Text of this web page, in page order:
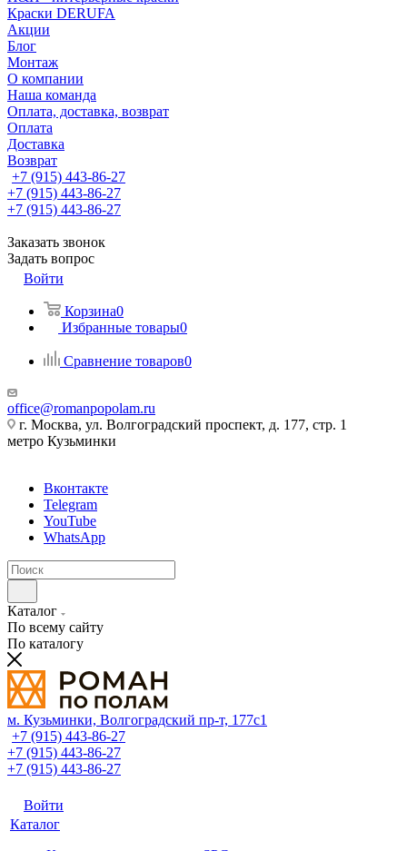
Краски DERUFA
Акции
Блог
Монтаж
О компании
Наша команда
Оплата, доставка, возврат
Оплата
Доставка
Возврат
+7 (915) 443-86-27
+7 (915) 443-86-27
+7 (915) 443-86-27
Заказать звонок
Задать вопрос
Войти
Корзина0
Избранные товары0
Сравнение товаров0
office@romanpopolam.ru
г. Москва, ул. Волгоградский проспект, д. 177, стр. 1
метро Кузьминки
Вконтакте
Telegram
YouTube
WhatsApp
Каталог
По всему сайту
По каталогу
м. Кузьминки, Волгоградский пр‑т, 177с1
+7 (915) 443-86-27
+7 (915) 443-86-27
+7 (915) 443-86-27
Войти
Каталог